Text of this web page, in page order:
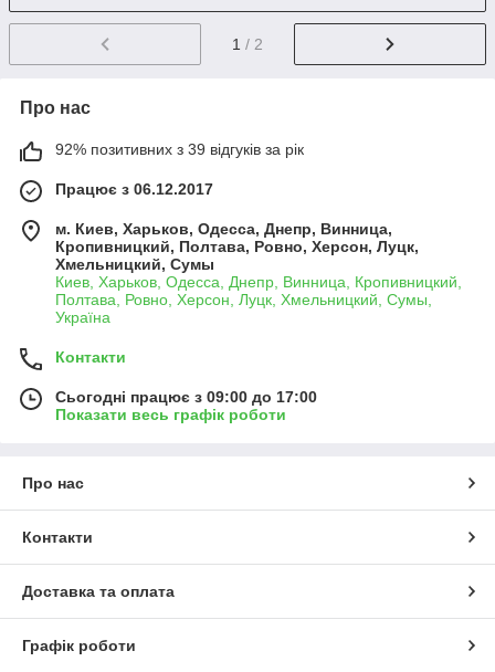
1 / 2
Про нас
92% позитивних з 39 відгуків за рік
Працює з 06.12.2017
м. Киев, Харьков, Одесса, Днепр, Винница,
Кропивницкий, Полтава, Ровно, Херсон, Луцк,
Хмельницкий, Сумы
Киев, Харьков, Одесса, Днепр, Винница, Кропивницкий,
Полтава, Ровно, Херсон, Луцк, Хмельницкий, Сумы,
Україна
Контакти
Сьогодні працює з 09:00 до 17:00
Показати весь графік роботи
Про нас
Контакти
Доставка та оплата
Графік роботи